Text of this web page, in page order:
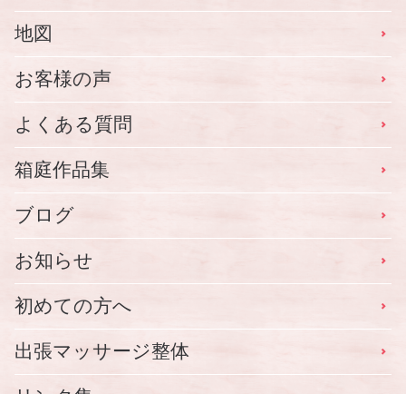
地図
お客様の声
よくある質問
箱庭作品集
ブログ
お知らせ
初めての方へ
出張マッサージ整体